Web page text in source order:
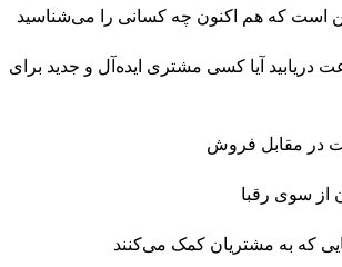
است که هم اکنون چه کسانی را می‌شناسید
دریابید آیا کسی مشتری ایده‌آل و جدید برای
در مقابل فروش
از سوی رقبا
که به مشتریان کمک می‌کنند